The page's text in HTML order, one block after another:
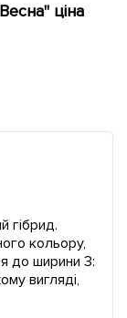
ціна
гібрид.
кольору,
до ширини 3:
вигляді,